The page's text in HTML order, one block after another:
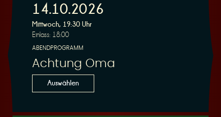
14.10.2026
Mittwoch, 19:30 Uhr
Einlass: 18:00
ABENDPROGRAMM
Achtung Oma
Auswählen